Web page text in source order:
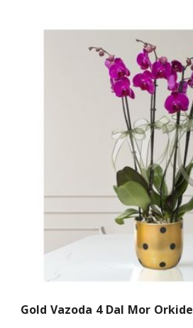
Gold Vazoda 4 Dal Mor Orkide